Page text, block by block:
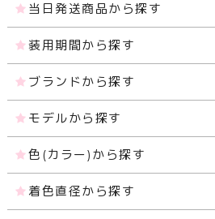
当日発送商品から探す
装用期間から探す
ブランドから探す
モデルから探す
色(カラー)から探す
着色直径から探す